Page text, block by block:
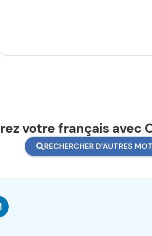
votre français avec
RECHERCHER D'AUTRES